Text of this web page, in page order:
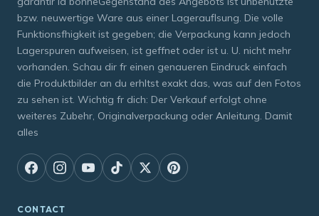
bzw. neuwertige Ware aus einer Lagerauflsung. Die volle
Funktionsfhigkeit ist gegeben; die Verpackung kann jedoch
Lagerspuren aufweisen, ist geffnet oder ist u. U. nicht mehr
vorhanden. Schau dir fr einen genaueren Eindruck einfach
die Produktbilder an du erhltst exakt das, was auf den Fotos
zu sehen ist. Wichtig fr dich: Der Verkauf erfolgt ohne
weiteres Zubehr, Originalverpackung oder Anleitung. Damit
alles
CONTACT